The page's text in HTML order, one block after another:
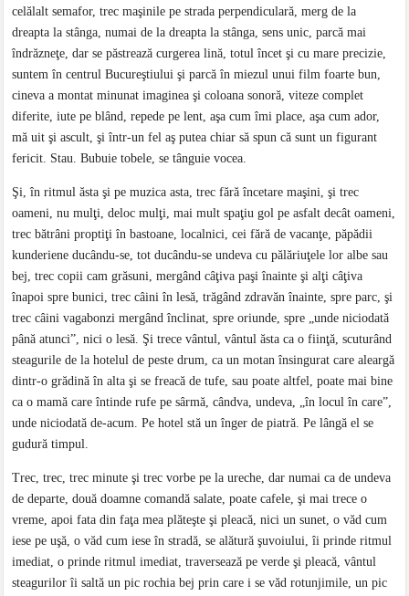
celălalt semafor, trec maşinile pe strada perpendiculară, merg de la
dreapta la stânga, numai de la dreapta la stânga, sens unic, parcă mai
îndrăzneţe, dar se păstrează curgerea lină, totul încet şi cu mare precizie,
suntem în centrul Bucureştiului şi parcă în miezul unui film foarte bun,
cineva a montat minunat imaginea şi coloana sonoră, viteze complet
diferite, iute pe blând, repede pe lent, aşa cum îmi place, aşa cum ador,
mă uit şi ascult, şi într-un fel aş putea chiar să spun că sunt un figurant
fericit. Stau. Bubuie tobele, se tânguie vocea.
Şi, în ritmul ăsta şi pe muzica asta, trec fără încetare maşini, şi trec
oameni, nu mulţi, deloc mulţi, mai mult spaţiu gol pe asfalt decât oameni,
trec bătrâni proptiţi în bastoane, localnici, cei fără de vacanţe, păpădii
kunderiene ducându-se, tot ducându-se undeva cu pălăriuţele lor albe sau
bej, trec copii cam grăsuni, mergând câţiva paşi înainte şi alţi câţiva
înapoi spre bunici, trec câini în lesă, trăgând zdravăn înainte, spre parc, şi
trec câini vagabonzi mergând înclinat, spre oriunde, spre „unde niciodată
până atunci”, nici o lesă. Şi trece vântul, vântul ăsta ca o fiinţă, scuturând
steagurile de la hotelul de peste drum, ca un motan însingurat care aleargă
dintr-o grădină în alta şi se freacă de tufe, sau poate altfel, poate mai bine
ca o mamă care întinde rufe pe sârmă, cândva, undeva, „în locul în care”,
unde niciodată de-acum. Pe hotel stă un înger de piatră. Pe lângă el se
gudură timpul.
Trec, trec, trec minute şi trec vorbe pe la ureche, dar numai ca de undeva
de departe, două doamne comandă salate, poate cafele, şi mai trece o
vreme, apoi fata din faţa mea plăteşte şi pleacă, nici un sunet, o văd cum
iese pe uşă, o văd cum iese în stradă, se alătură şuvoiului, îi prinde ritmul
imediat, o prinde ritmul imediat, traversează pe verde şi pleacă, vântul
steagurilor îi saltă un pic rochia bej prin care i se văd rotunjimile, un pic